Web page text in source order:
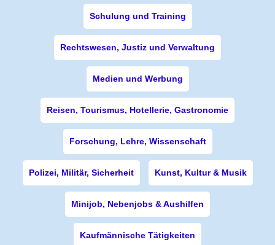
Schulung und Training
Rechtswesen, Justiz und Verwaltung
Medien und Werbung
Reisen, Tourismus, Hotellerie, Gastronomie
Forschung, Lehre, Wissenschaft
Polizei, Militär, Sicherheit Kunst, Kultur & Musik
Minijob, Nebenjobs & Aushilfen
Kaufmännische Tätigkeiten